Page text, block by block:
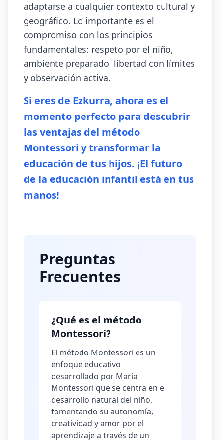
adaptarse a cualquier contexto cultural y
geográfico. Lo importante es el
compromiso con los principios
fundamentales: respeto por el niño,
ambiente preparado, libertad con límites
y observación activa.
Si eres de Ezkurra, ahora es el
momento perfecto para descubrir
las ventajas del método
Montessori y transformar la
educación de tus hijos. ¡El futuro
de la educación infantil está en tus
manos!
Preguntas
Frecuentes
¿Qué es el método
Montessori?
El método Montessori es un
enfoque educativo
desarrollado por María
Montessori que se centra en el
desarrollo natural del niño,
fomentando su autonomía,
creatividad y amor por el
aprendizaje a través de un